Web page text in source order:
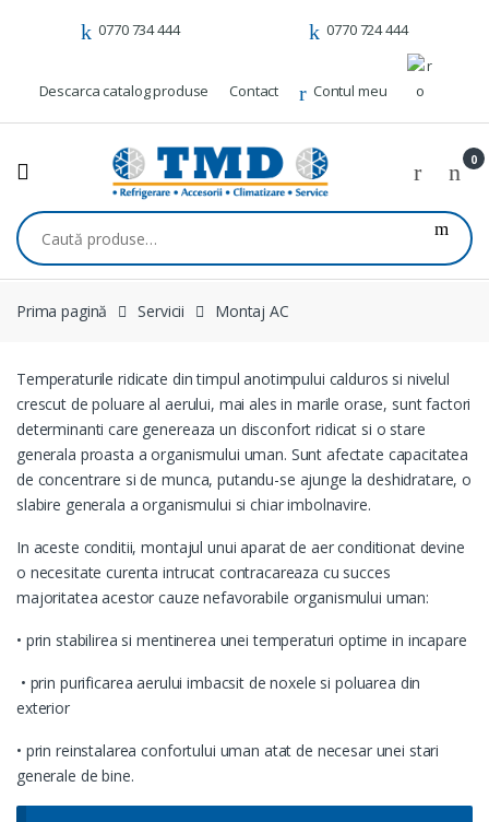
0770 734 444 0770 724 444
Descarca catalog produse Contact Contul meu
0
Caută după:
Prima pagină Servicii Montaj AC
Temperaturile ridicate din timpul anotimpului calduros si nivelul
crescut de poluare al aerului, mai ales in marile orase, sunt factori
determinanti care genereaza un disconfort ridicat si o stare
generala proasta a organismului uman. Sunt afectate capacitatea
de concentrare si de munca, putandu-se ajunge la deshidratare, o
slabire generala a organismului si chiar imbolnavire.
In aceste conditii,montajul unui aparat de aer conditionatdevine
o necesitate curenta intrucat contracareaza cu succes
majoritatea acestor cauze nefavorabile organismului uman:
• prin stabilirea si mentinerea unei temperaturi optime in incapare
• prin purificarea aerului imbacsit de noxele si poluarea din
exterior
• prin reinstalarea confortului uman atat de necesar unei stari
generale de bine.